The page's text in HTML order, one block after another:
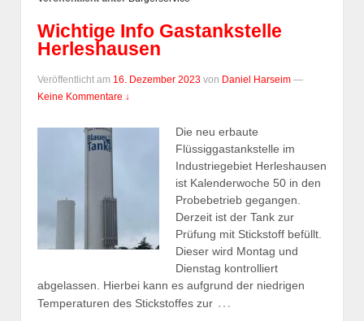
Wichtige Info Gastankstelle
Herleshausen
Veröffentlicht am 16. Dezember 2023 von Daniel Harseim —
Keine Kommentare ↓
Die neu erbaute
Flüssiggastankstelle im
Industriegebiet Herleshausen
ist Kalenderwoche 50 in den
Probebetrieb gegangen.
Derzeit ist der Tank zur
Prüfung mit Stickstoff befüllt.
Dieser wird Montag und
Dienstag kontrolliert
abgelassen. Hierbei kann es aufgrund der niedrigen
Temperaturen des Stickstoffes zur …